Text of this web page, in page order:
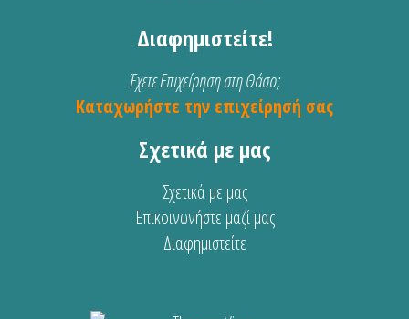
Διαφημιστείτε!
Έχετε Επιχείρηση στη Θάσο;
Καταχωρήστε την επιχείρησή σας
Σχετικά με μας
Σχετικά με μας
Επικοινωνήστε μαζί μας
Διαφημιστείτε